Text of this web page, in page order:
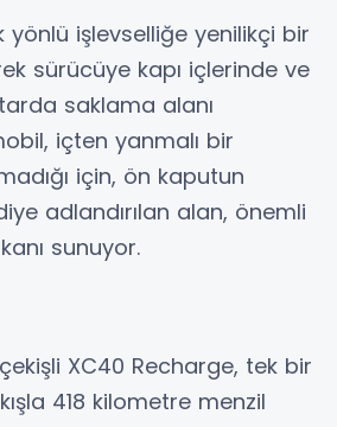
yönlü işlevselliğe yenilikçi bir
sürücüye kapı içlerinde ve
saklama alanı
içten yanmalı bir
için, ön kaputun
adlandırılan alan, önemli
sunuyor.
XC40 Recharge, tek bir
418 kilometre menzil